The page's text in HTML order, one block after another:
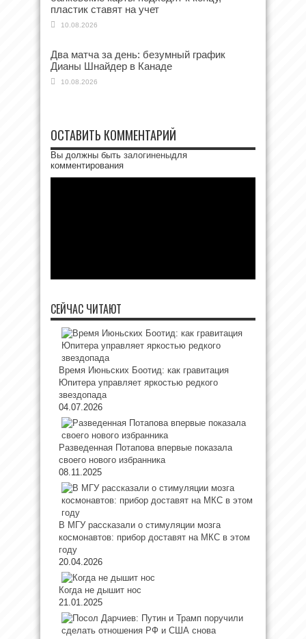
пластик ставят на учет
10.08.2026
Два матча за день: безумный график
Дианы Шнайдер в Канаде
10.08.2026
ОСТАВИТЬ КОММЕНТАРИЙ
Вы должны быть залогиненыдля
комментирования
СЕЙЧАС ЧИТАЮТ
Время Июньских Боотид: как гравитация
Юпитера управляет яркостью редкого
звездопада
04.07.2026
Разведенная Потапова впервые показала
своего нового избранника
08.11.2025
В МГУ рассказали о стимуляции мозга
космонавтов: прибор доставят на МКС в этом
году
20.04.2026
Когда не дышит нос
21.01.2025